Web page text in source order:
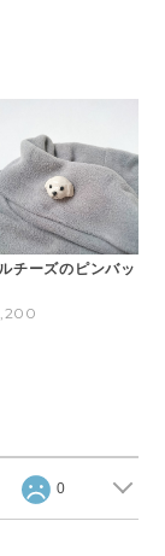
チーズのピンバッ
0